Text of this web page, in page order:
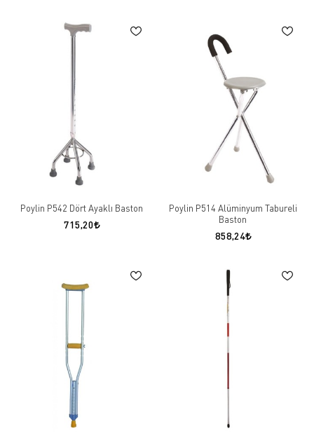
Poylin P542 Dört Ayaklı Baston
715,20
Poylin P514 Alüminyum Tabureli
Baston
858,24